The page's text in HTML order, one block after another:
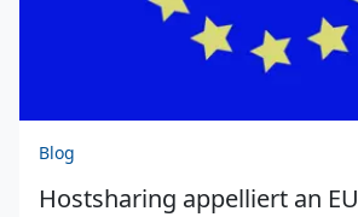
Blog
Hostsharing appelliert an